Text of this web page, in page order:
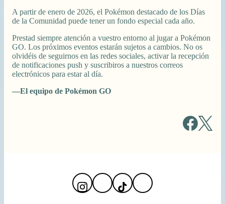
A partir de enero de 2026, el Pokémon destacado de los Días
de la Comunidad puede tener un fondo especial cada año.
Prestad siempre atención a vuestro entorno al jugar a Pokémon
GO. Los próximos eventos estarán sujetos a cambios. No os
olvidéis de seguirnos en las redes sociales, activar la recepción
de notificaciones push y suscribiros a nuestros correos
electrónicos para estar al día.
—El equipo de Pokémon GO